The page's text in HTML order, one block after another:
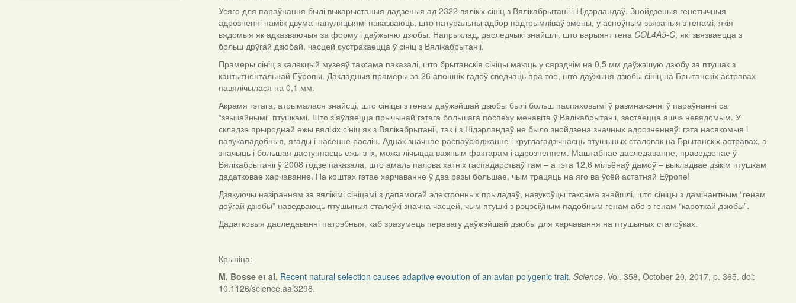
Усяго для параўнання былі выкарыстаныя дадзеныя ад 2322 вялікіх сініц з Вялікабрытаніі і Нідэрландаў. Знойдзеныя генетычныя
адрозненні паміж двума папуляцыямі паказваюць, што натуральны адбор падтрымліваў змены, у асноўным звязаныя з генамі, якія
вядомыя як адказваючыя за форму і даўжыню дзюбы. Напрыклад, даследчыкі знайшлі, што варыянт гена COL4A5-C, які звязваецца з
больш дрўгай дзюбай, часцей сустракаецца ў сініц з Вялікабрытаніі.
Прамеры сініц з калекцый музеяў таксама паказалі, што брытанскія сініцы маюць у сярэднім на 0,5 мм даўжэшую дзюбу за птушак з
кантытнентальнай Еўропы. Дакладныя прамеры за 26 апошніх гадоў сведчаць пра тое, што даўжыня дзюбы сініц на Брытанскіх астравах
павялічылася на 0,1 мм.
Акрамя гэтага, атрымалася знайсці, што сініцы з генам даўжэйшай дзюбы былі больш паспяховымі ў размнажэнні ў параўнанні са
“звычайнымі” птушкамі. Што з’яўляецца прычынай гэтага большага поспеху менавіта ў Вялікабрытаніі, застаецца яшчэ невядомым. У
складзе прыроднай ежы вялікіх сініц як з Вялікабрытаніі, так і з Нідэрландаў не было знойдзена значных адрозненняў: гэта насякомыя і
павукападобныя, ягады і насенне раслін. Аднак значнае распаўсюджанне і круглагадзічнасць птушыных сталовак на Брытанскіх астравах, а
значыць і большая даступнасць ежы з іх, можа лічыцца важным фактарам і адрозненнем. Маштабнае даследаванне, праведзенае ў
Вялікабрытаніі ў 2008 годзе паказала, што амаль палова хатніх гаспадарстваў там – а гэта 12,6 мільёнаў дамоў – выкладвае дзікім птушкам
дадатковае харчаванне. Па коштах гэтае харчаванне ў два разы большае, чым трацяць на яго ва ўсёй астатняй Еўропе!
Дзякуючы назіранням за вялікімі сініцамі з дапамогай электронных прыладаў, навукоўцы таксама знайшлі, што сініцы з дамінантным “генам
доўгай дзюбы” наведваюць птушыныя сталоўкі значна часцей, чым птушкі з рэцэсіўным падобным генам або з генам “кароткай дзюбы”.
Дадатковыя даследаванні патрэбныя, каб зразумець перавагу даўжэйшай дзюбы для харчавання на птушыных сталоўках.
Крыніца:
M. Bosse et al. Recent natural selection causes adaptive evolution of an avian polygenic trait.Science. Vol. 358, October 20, 2017, p. 365. doi:
10.1126/science.aal3298.